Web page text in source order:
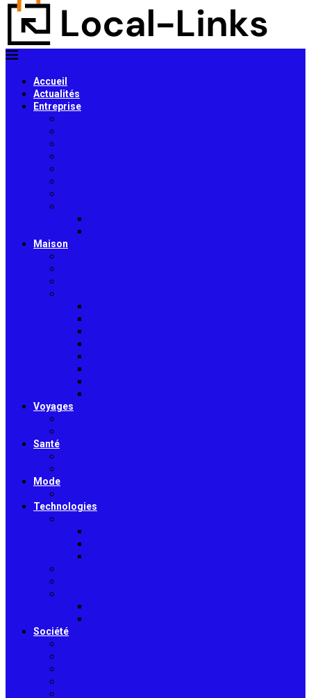
Accueil
Actualités
Entreprise
Maison
Voyages
Santé
Mode
Technologies
Société